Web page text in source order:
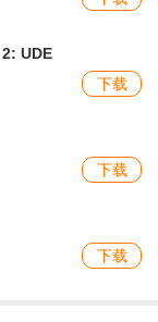
UDE
下载
下载
下载